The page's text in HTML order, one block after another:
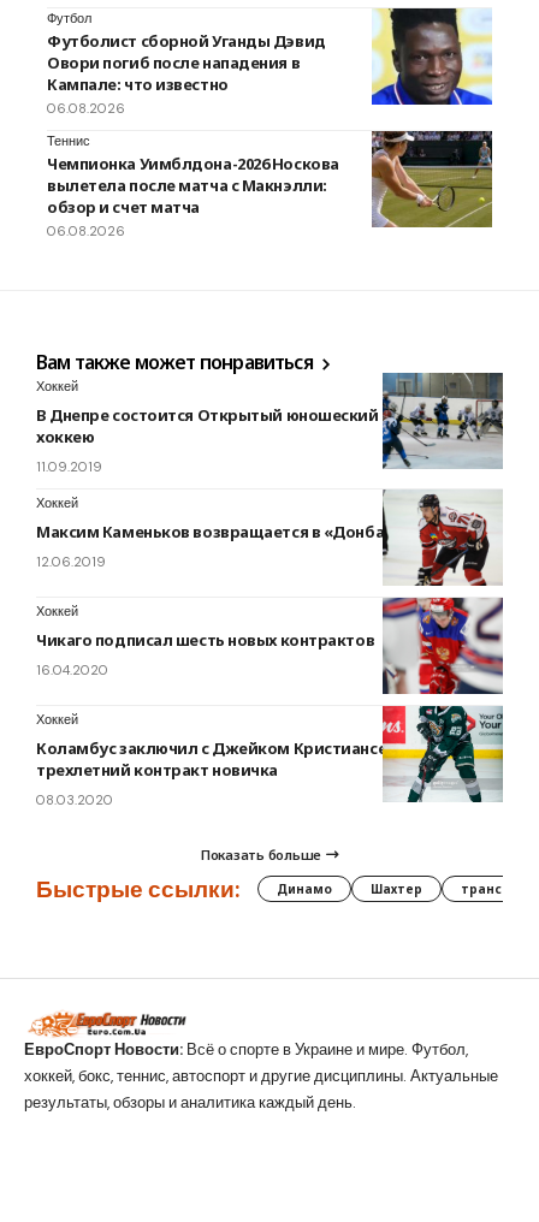
Футбол
Футболист сборной Уганды Дэвид
Овори погиб после нападения в
Кампале: что известно
06.08.2026
Теннис
Чемпионка Уимблдона-2026 Носкова
вылетела после матча с Макнэлли:
обзор и счет матча
06.08.2026
Вам также может понравиться
Хоккей
В Днепре состоится Открытый юношеский чемпионат по
хоккею
11.09.2019
Хоккей
Максим Каменьков возвращается в «Донбасс»
12.06.2019
Хоккей
Чикаго подписал шесть новых контрактов
16.04.2020
Хоккей
Коламбус заключил с Джейком Кристиансеном
трехлетний контракт новичка
08.03.2020
Показать больше
Быстрые ссылки: Динамо Шахтер трансферы
ЕвроСпорт Новости: Всё о спорте в Украине и мире. Футбол,
хоккей, бокс, теннис, автоспорт и другие дисциплины. Актуальные
результаты, обзоры и аналитика каждый день.